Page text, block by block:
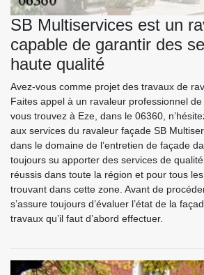
SB Multiservices est un
capable de garantir des
haute qualité
Avez-vous comme projet des travaux de
Faites appel à un ravaleur professionnel
vous trouvez à Eze, dans le 06360,
aux services du ravaleur façade SB
dans le domaine de l’entretien de façade
toujours su apporter des services de
réussis dans toute la région et pour tous
trouvant dans cette zone. Avant de
s’assure toujours d’évaluer l’état de la
travaux qu’il faut d’abord effectuer.